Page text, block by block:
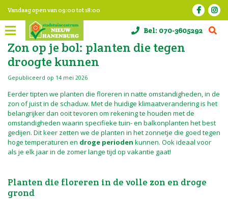
n
Vandaag open van09:00tot18:00
Bel: 070-3605292
Zon op je bol: planten die tegen
droogte kunnen
Gepubliceerd op 14 mei 2026
Eerder tipten we planten die floreren in natte omstandigheden, in de
zon of juist in de schaduw. Met de huidige klimaatverandering is het
belangrijker dan ooit tevoren om rekening te houden met de
omstandigheden waarin specifieke tuin- en balkonplanten het best
gedijen. Dit keer zetten we de planten in het zonnetje die goed tegen
hoge temperaturen en droge perioden kunnen. Ook ideaal voor
als je elk jaar in de zomer lange tijd op vakantie gaat!
Planten die floreren in de volle zon en droge
grond